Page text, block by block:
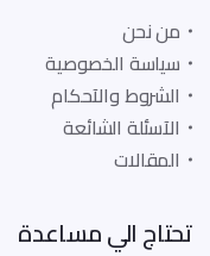
من نحن
سياسة الخصوصية
الشروط والآحكام
الآسئلة الشائعة
المقالات
تحتاج الي مساعدة